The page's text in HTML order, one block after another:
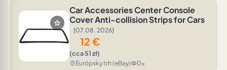
star
Car Accessories Center Console
Cover Anti-collision Strips for Cars
[07.08. 2026]
12 €
(cca 51 zł)
location_on Európsky trh (eBay)visibility0x